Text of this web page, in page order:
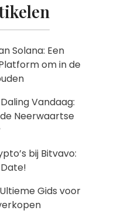
Solana: Een
om in de
Vandaag:
Neerwaartse
bij Bitvavo:
Gids voor